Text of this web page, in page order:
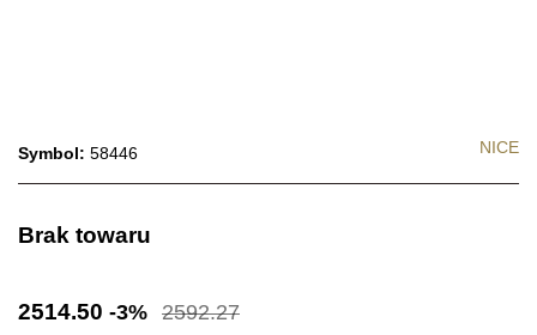
Symbol: 58446 NICE
Brak towaru
2514.50 -3% 2592.27